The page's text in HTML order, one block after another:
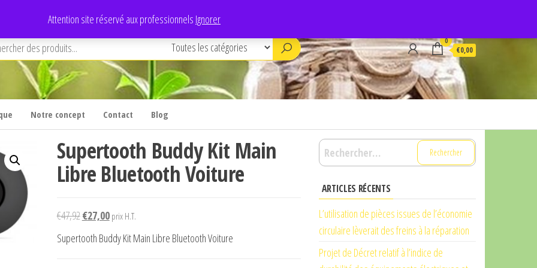
Attention site réservé aux professionnels Ignorer
0
€0,00
Notre concept Contact Blog
Supertooth Buddy Kit Main
Libre Bluetooth Voiture
€47,92Le
prix
€27,00Le
prix
actuel
prix H.T.
Supertooth Buddy Kit Main Libre Bluetooth Voiture
Rechercher :
ARTICLES RÉCENTS
L’utilisation de pièces issues de l’économie
circulaire lèverait des freins à la réparation
Projet de Décret relatif à l’indice de